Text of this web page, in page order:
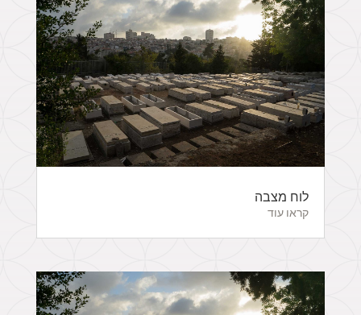
לוח מצבה
קראו עוד